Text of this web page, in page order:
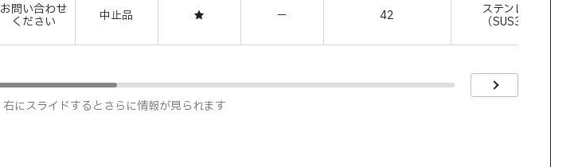
お問い合わせ
ください 中止品 ★ － 42 ステンレス鋼
（SUS304）
右にスライドするとさらに情報が見られます